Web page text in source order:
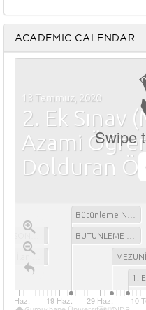
ACADEMIC CALENDAR
13 Temmuz, 2020
2. Ek Sınav
Azami
Dolduran
Swipe
YARIYIL SONU SINAVLARI
Notların İlan Edilmesi
9 Haz. 19 Haz. 29 Haz. 10